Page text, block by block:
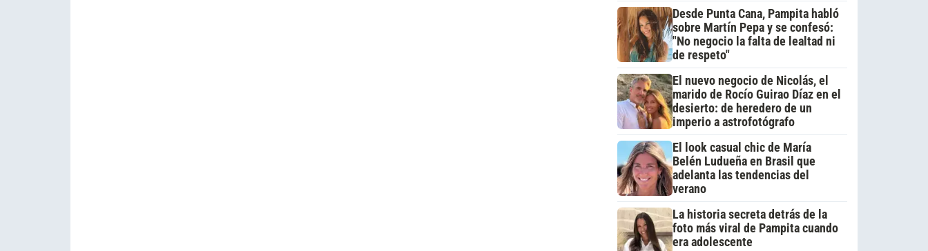
Desde Punta Cana, Pampita habló
sobre Martín Pepa y se confesó:
"No negocio la falta de lealtad ni
de respeto"
El nuevo negocio de Nicolás, el
marido de Rocío Guirao Díaz en el
desierto: de heredero de un
imperio a astrofotógrafo
El look casual chic de María
Belén Ludueña en Brasil que
adelanta las tendencias del
verano
La historia secreta detrás de la
foto más viral de Pampita cuando
era adolescente